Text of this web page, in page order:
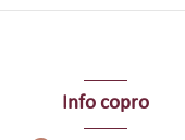
Info copro